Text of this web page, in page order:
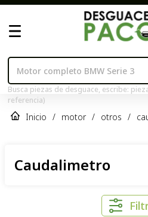
Busca piezas de desguace, escribe:
referencia)
Inicio / motor / otros /
Caudalimetro